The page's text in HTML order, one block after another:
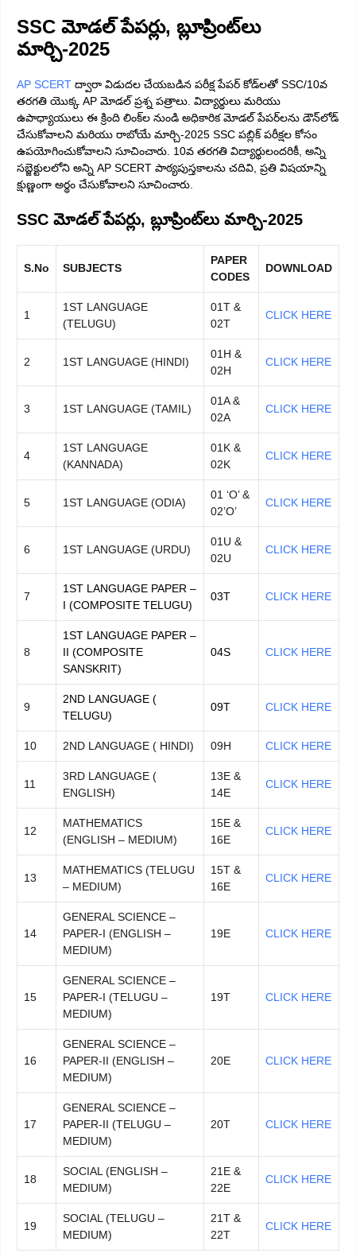
SSC మోడల్ పేపర్లు, బ్లూప్రింట్‌లు
మార్చి-2025
AP SCERT ద్వారా విడుదల చేయబడిన పరీక్ష పేపర్ కోడ్‌లతో SSC/10వ
తరగతి యొక్క AP మోడల్ ప్రశ్న పత్రాలు. విద్యార్థులు మరియు
ఉపాధ్యాయులు ఈ క్రింది లింక్‌ల నుండి అధికారిక మోడల్ పేపర్‌లను డౌన్‌లోడ్
చేసుకోవాలని మరియు రాబోయే మార్చి-2025 SSC పబ్లిక్ పరీక్షల కోసం
ఉపయోగించుకోవాలని సూచించారు. 10వ తరగతి విద్యార్థులందరికీ, అన్ని
సబ్జెక్టులలోని అన్ని AP SCERT పాఠ్యపుస్తకాలను చదివి, ప్రతి విషయాన్ని
క్షుణ్ణంగా అర్థం చేసుకోవాలని సూచించారు.
SSC మోడల్ పేపర్లు, బ్లూప్రింట్‌లు మార్చి-2025
S.No SUBJECTS
PAPER
CODES
DOWNLOAD
1
1ST LANGUAGE
(TELUGU)
01T &
02T
CLICK HERE
2 1ST LANGUAGE (HINDI)
01H &
02H
CLICK HERE
3 1ST LANGUAGE (TAMIL)
01A &
02A
CLICK HERE
4
1ST LANGUAGE
(KANNADA)
01K &
02K
CLICK HERE
5 1ST LANGUAGE (ODIA)
01 ‘O’ &
02’O’
CLICK HERE
6 1ST LANGUAGE (URDU)
01U &
02U
CLICK HERE
7
1ST LANGUAGE PAPER –
I (COMPOSITE TELUGU)
03T CLICK HERE
8
1ST LANGUAGE PAPER –
II (COMPOSITE
SANSKRIT)
04S CLICK HERE
9
2ND LANGUAGE (
TELUGU)
09T CLICK HERE
10 2ND LANGUAGE ( HINDI) 09H CLICK HERE
11
3RD LANGUAGE (
ENGLISH)
13E &
14E
CLICK HERE
12
MATHEMATICS
(ENGLISH – MEDIUM)
15E &
16E
CLICK HERE
13
MATHEMATICS (TELUGU
– MEDIUM)
15T &
16E
CLICK HERE
14
GENERAL SCIENCE –
PAPER-I (ENGLISH –
MEDIUM)
19E CLICK HERE
15
GENERAL SCIENCE –
PAPER-I (TELUGU –
MEDIUM)
19T CLICK HERE
16
GENERAL SCIENCE –
PAPER-II (ENGLISH –
MEDIUM)
20E CLICK HERE
17
GENERAL SCIENCE –
PAPER-II (TELUGU –
MEDIUM)
20T CLICK HERE
18
SOCIAL (ENGLISH –
MEDIUM)
21E &
22E
CLICK HERE
19
SOCIAL (TELUGU –
MEDIUM)
21T &
22T
CLICK HERE